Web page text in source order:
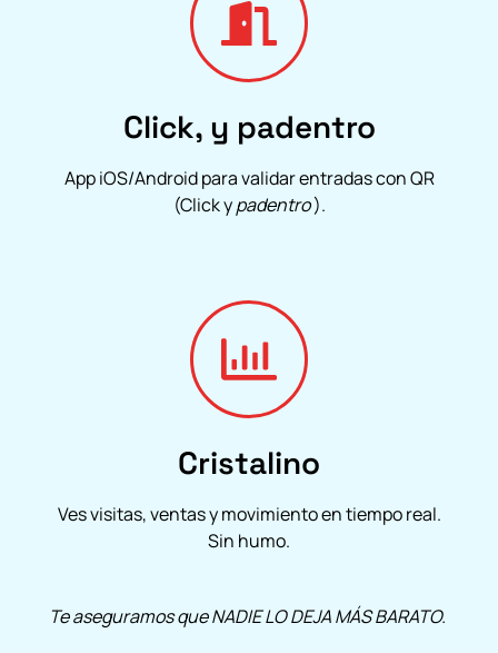
Click, y padentro
App iOS/Android para validar entradas con QR
(Click ypadentro).
Cristalino
Ves visitas, ventas y movimiento en tiempo real.
Sin humo.
Te aseguramos que NADIE LO DEJA MÁS BARATO.